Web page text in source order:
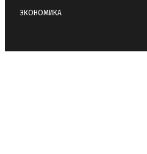
ЭКОНОМИКА